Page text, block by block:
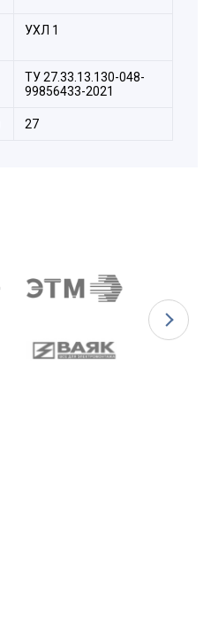
УХЛ 1
ТУ 27.33.13.130-048-
99856433-2021
27